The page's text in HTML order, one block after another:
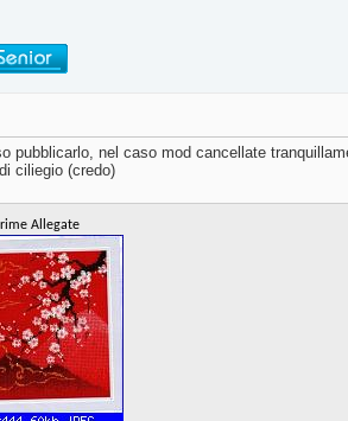
pubblicarlo, nel caso mod cancellate
ciliegio (credo)
Allegate